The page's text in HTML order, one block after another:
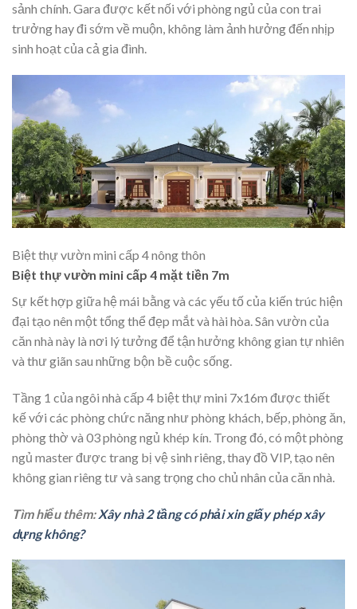
sảnh chính. Gara được kết nối với phòng ngủ của con trai
trưởng hay đi sớm về muộn, không làm ảnh hưởng đến nhịp
sinh hoạt của cả gia đình.
Biệt thự vườn mini cấp 4 nông thôn
Biệt thự vườn mini cấp 4 mặt tiền 7m
Sự kết hợp giữa hệ mái bằng và các yếu tố của kiến trúc hiện
đại tạo nên một tổng thể đẹp mắt và hài hòa. Sân vườn của
căn nhà này là nơi lý tưởng để tận hưởng không gian tự nhiên
và thư giãn sau những bộn bề cuộc sống.
Tầng 1 của ngôi nhà cấp 4 biệt thự mini 7x16m được thiết
kế với các phòng chức năng như phòng khách, bếp, phòng ăn,
phòng thờ và 03 phòng ngủ khép kín. Trong đó, có một phòng
ngủ master được trang bị vệ sinh riêng, thay đồ VIP, tạo nên
không gian riêng tư và sang trọng cho chủ nhân của căn nhà.
Tìm hiểu thêm: Xây nhà 2 tầng có phải xin giấy phép xây
dựng không?